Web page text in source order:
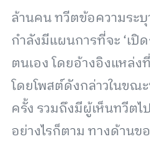
ล้านคน ทวีตข้อความระ
กำลังมีแผนการที่จะ ‘เปิ
ตนเอง โดยอ้างอิงแหล่ง
โดยโพสต์ดังกล่าวในขณ
ครั้ง รวมถึงมีผู้เห็นทวีตไ
อย่างไรก็ตาม ทางด้านข